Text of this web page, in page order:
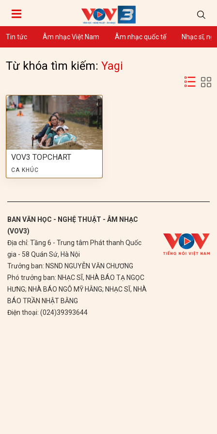
Tin tức Âm nhạc Việt Nam Âm nhạc quốc tế Nhạc sĩ,
Từ khóa tìm kiếm: Yagi
VOV3 TOPCHART
CA KHÚC
BAN VĂN HỌC - NGHỆ THUẬT - ÂM NHẠC
(VOV3)
Địa chỉ: Tầng 6 - Trung tâm Phát thanh Quốc
gia - 58 Quán Sứ, Hà Nội
Trưởng ban: NSND NGUYỄN VĂN CHƯƠNG
Phó trưởng ban: NHẠC SĨ, NHÀ BÁO TẠ NGỌC
HƯNG; NHÀ BÁO NGÔ MỸ HẰNG; NHẠC SĨ, NHÀ
BÁO TRẦN NHẬT BẰNG
Điện thoại: (024)39393644